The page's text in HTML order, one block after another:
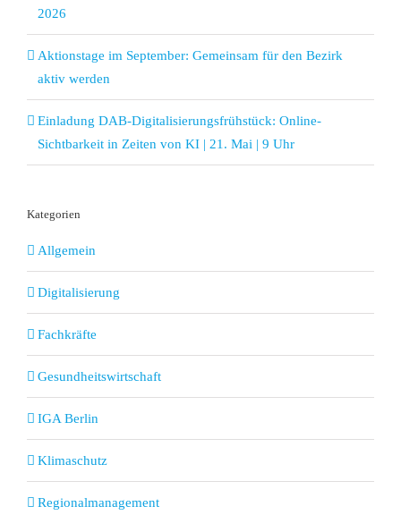
2026
Aktionstage im September: Gemeinsam für den Bezirk
aktiv werden
Einladung DAB-Digitalisierungsfrühstück: Online-
Sichtbarkeit in Zeiten von KI | 21. Mai | 9 Uhr
Kategorien
Allgemein
Digitalisierung
Fachkräfte
Gesundheitswirtschaft
IGA Berlin
Klimaschutz
Regionalmanagement